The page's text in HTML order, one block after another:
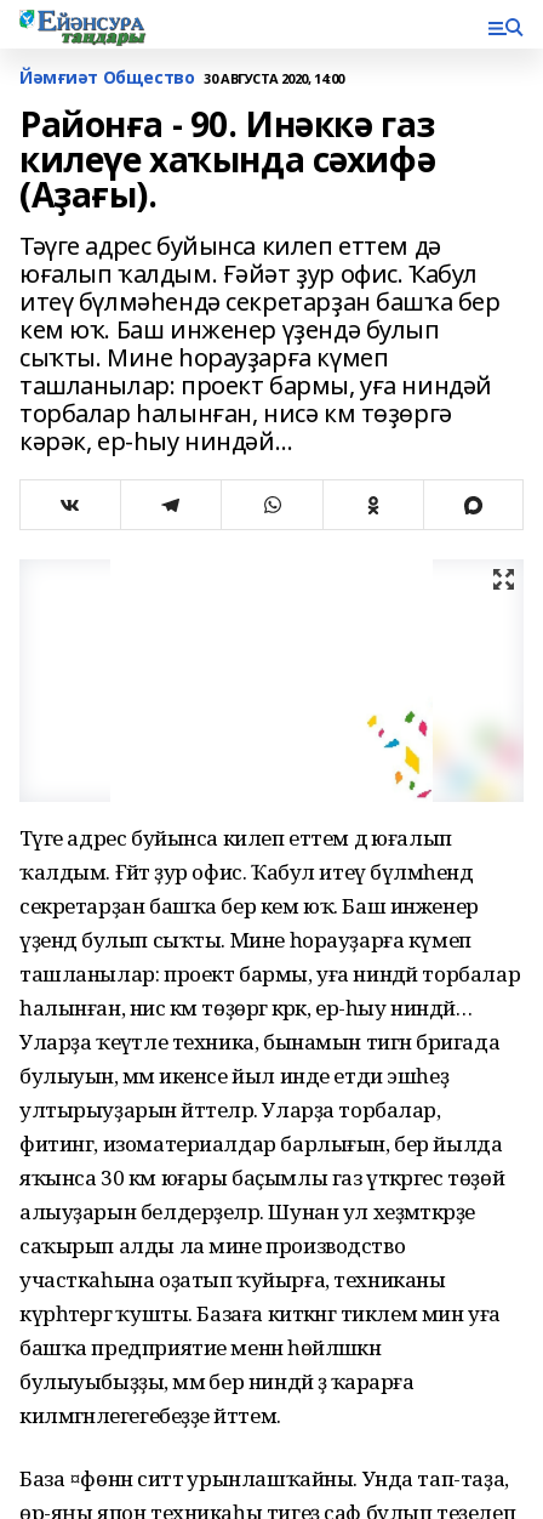
Йәмғиәт Общество 30 АВГУСТА 2020, 14:00
Районға - 90. Инәккә газ
килеүе хаҡында сәхифә
(Аҙағы).
Тәүге адрес буйынса килеп еттем дә
юғалып ҡалдым. Ғәйәт ҙур офис. Ҡабул
итеү бүлмәһендә секретарҙан башҡа бер
кем юҡ. Баш инженер үҙендә булып
сыҡты. Мине һорауҙарға күмеп
ташланылар: проект бармы, уға ниндәй
торбалар һалынған, нисә км төҙөргә
кәрәк, ер-һыу ниндәй…
Тәүге адрес буйынса килеп еттем дә юғалып
ҡалдым. Ғәйәт ҙур офис. Ҡабул итеү бүлмәһендә
секретарҙан башҡа бер кем юҡ. Баш инженер
үҙендә булып сыҡты. Мине һорауҙарға күмеп
ташланылар: проект бармы, уға ниндәй торбалар
һалынған, нисә км төҙөргә кәрәк, ер-һыу ниндәй…
Уларҙа ҡеүәтле техника, бынамын тигән бригада
булыуын, әммә икенсе йыл инде етди эшһеҙ
ултырыуҙарын әйттеләр. Уларҙа торбалар,
фитинг, изоматериалдар барлығын, бер йылда
яҡынса 30 км юғары баҫымлы газ үткәргес төҙөй
алыуҙарын белдерҙеләр. Шунан ул хеҙмәткәрҙе
саҡырып алды ла мине производство
участкаһына оҙатып ҡуйырға, техниканы
күрһәтергә ҡушты. Базаға киткәнгә тиклем мин уға
башҡа предприятие менән һөйләшкән
булыуыбыҙҙы, әммә бер ниндәй ҙә ҡарарға
килмәгәнлегегебеҙҙе әйттем.
База ¤фөнән ситтә урынлашҡайны. Унда тап-таҙа,
өр-яңы япон техникаһы тигеҙ саф булып теҙелеп